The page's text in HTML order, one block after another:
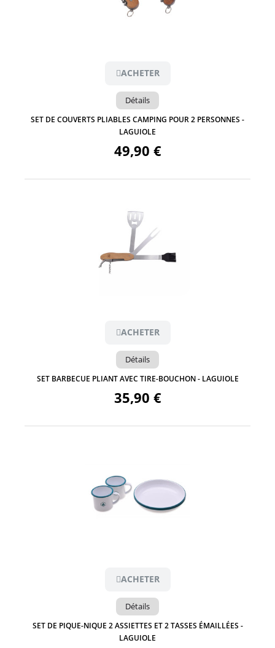
ACHETER
Détails
SET DE COUVERTS PLIABLES CAMPING POUR 2 PERSONNES -
LAGUIOLE
49,90 €
ACHETER
Détails
SET BARBECUE PLIANT AVEC TIRE-BOUCHON - LAGUIOLE
35,90 €
ACHETER
Détails
SET DE PIQUE-NIQUE 2 ASSIETTES ET 2 TASSES ÉMAILLÉES -
LAGUIOLE